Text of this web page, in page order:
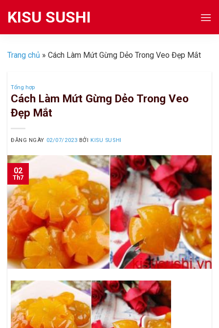
KISU SUSHI
Trang chủ » Cách Làm Mứt Gừng Dẻo Trong Veo Đẹp Mắt
Tổng hợp
Cách Làm Mứt Gừng Dẻo Trong Veo
Đẹp Mắt
ĐĂNG NGÀY 02/07/2023 BỞI KISU SUSHI
02
Th7